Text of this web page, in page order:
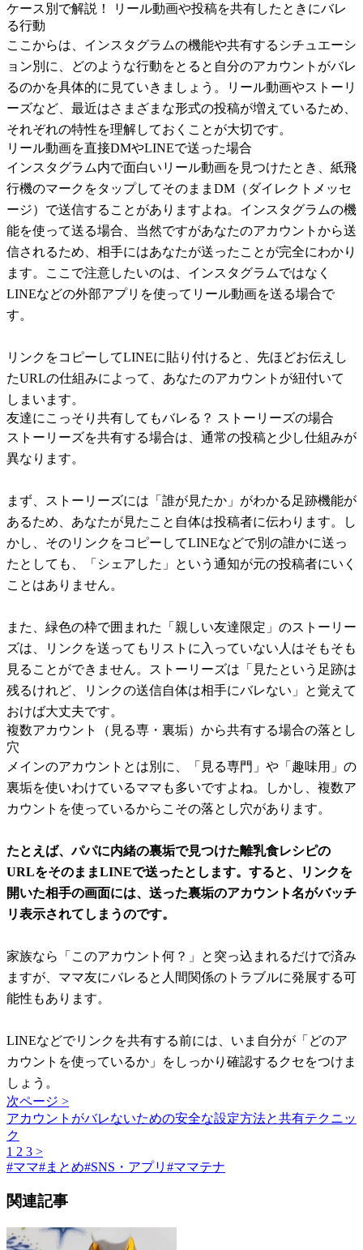
ケース別で解説！ リール動画や投稿を共有したときにバレ
る行動
ここからは、インスタグラムの機能や共有するシチュエーシ
ョン別に、どのような行動をとると自分のアカウントがバレ
るのかを具体的に見ていきましょう。リール動画やストーリ
ーズなど、最近はさまざまな形式の投稿が増えているため、
それぞれの特性を理解しておくことが大切です。
リール動画を直接DMやLINEで送った場合
インスタグラム内で面白いリール動画を見つけたとき、紙飛
行機のマークをタップしてそのままDM（ダイレクトメッセ
ージ）で送信することがありますよね。インスタグラムの機
能を使って送る場合、当然ですがあなたのアカウントから送
信されるため、相手にはあなたが送ったことが完全にわかり
ます。ここで注意したいのは、インスタグラムではなく
LINEなどの外部アプリを使ってリール動画を送る場合で
す。
リンクをコピーしてLINEに貼り付けると、先ほどお伝えし
たURLの仕組みによって、あなたのアカウントが紐付いて
しまいます。
友達にこっそり共有してもバレる？ ストーリーズの場合
ストーリーズを共有する場合は、通常の投稿と少し仕組みが
異なります。
まず、ストーリーズには「誰が見たか」がわかる足跡機能が
あるため、あなたが見たこと自体は投稿者に伝わります。し
かし、そのリンクをコピーしてLINEなどで別の誰かに送っ
たとしても、「シェアした」という通知が元の投稿者にいく
ことはありません。
また、緑色の枠で囲まれた「親しい友達限定」のストーリー
ズは、リンクを送ってもリストに入っていない人はそもそも
見ることができません。ストーリーズは「見たという足跡は
残るけれど、リンクの送信自体は相手にバレない」と覚えて
おけば大丈夫です。
複数アカウント（見る専・裏垢）から共有する場合の落とし
穴
メインのアカウントとは別に、「見る専門」や「趣味用」の
裏垢を使いわけているママも多いですよね。しかし、複数ア
カウントを使っているからこその落とし穴があります。
たとえば、パパに内緒の裏垢で見つけた離乳食レシピの
URLをそのままLINEで送ったとします。すると、リンクを
開いた相手の画面には、送った裏垢のアカウント名がバッチ
リ表示されてしまうのです。
家族なら「このアカウント何？」と突っ込まれるだけで済み
ますが、ママ友にバレると人間関係のトラブルに発展する可
能性もあります。
LINEなどでリンクを共有する前には、いま自分が「どのア
カウントを使っているか」をしっかり確認するクセをつけま
しょう。
次ページ >
アカウントがバレないための安全な設定方法と共有テクニッ
ク
1 2 3 >
#ママ#まとめ#SNS・アプリ #ママテナ
関連記事